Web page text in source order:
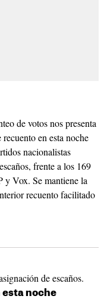
de votos nos presenta
en esta noche
nacionalistas
frente a los 169
y Vox. Se mantiene la
recuento facilitado
de escaños.
esta noche